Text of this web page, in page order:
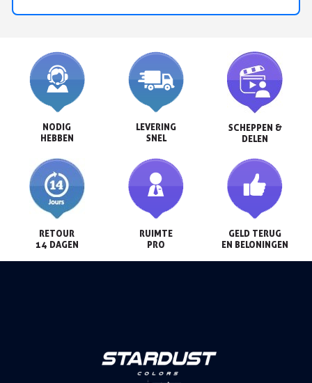
NODIG
HEBBEN
LEVERING
SNEL
SCHEPPEN &
DELEN
RETOUR
14 DAGEN
RUIMTE
PRO
GELD TERUG
EN BELONINGEN